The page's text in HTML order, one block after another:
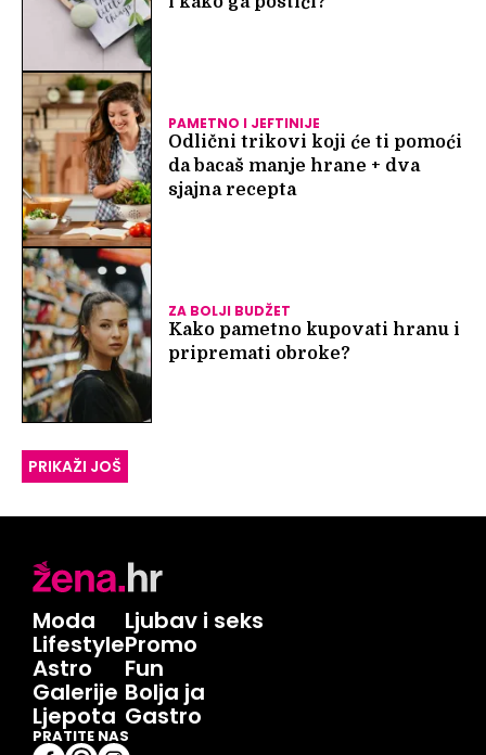
PAMETNO I JEFTINIJE
Odlični trikovi koji će ti pomoći
da bacaš manje hrane + dva
sjajna recepta
ZA BOLJI BUDŽET
Kako pametno kupovati hranu i
pripremati obroke?
PRIKAŽI JOŠ
Moda
Lifestyle
Astro
Galerije
Ljepota
Ljubav i seks
Promo
Fun
Bolja ja
Gastro
PRATITE NAS